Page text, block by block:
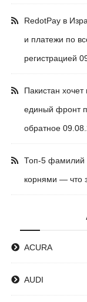
RedotPay в
и платежи по
регистрацией
Пакистан
единый фронт
обратное
Топ-5 фамилий
корнями — что
ACURA
AUDI